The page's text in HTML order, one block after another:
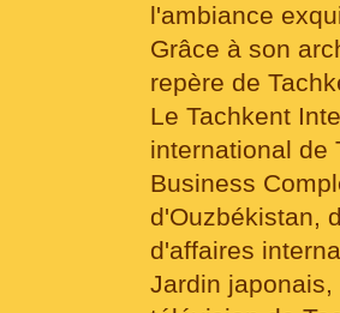
l'ambiance
Grâce à son
repère de
Le Tachkent
international de
Business
d'Ouzbékistan,
d'affaires
Jardin